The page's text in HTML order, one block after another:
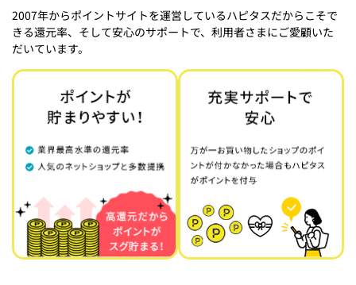
2007年からポイントサイトを運営しているハピタスだからこそで
きる還元率、そして安心のサポートで、利用者さまにご愛顧いた
だいています。